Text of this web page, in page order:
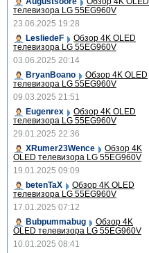
телевизора LG 55EG960V
23.06.2025 19:28
LesliedeF
Обзор 4K OLED
телевизора LG 55EG960V
03.06.2025 20:14
BryanBoano
Обзор 4K OLED
телевизора LG 55EG960V
09.03.2025 21:51
Eugenrex
Обзор 4K OLED
телевизора LG 55EG960V
29.01.2025 22:36
XRumer23Wence
Обзор 4K
OLED телевизора LG 55EG960V
19.01.2025 09:09
betenTaX
Обзор 4K OLED
телевизора LG 55EG960V
17.01.2025 07:12
Bubpummabug
Обзор 4K
OLED телевизора LG 55EG960V
10.01.2025 08:41